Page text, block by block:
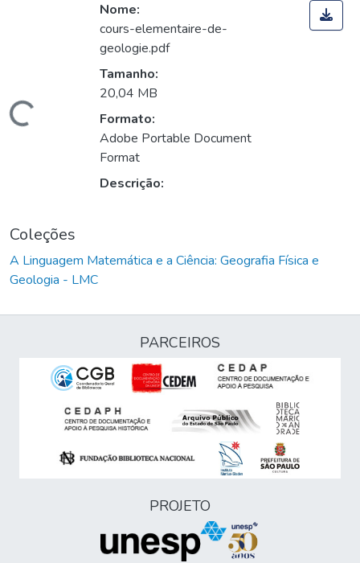
Carregando...
Nome:
cours-elementaire-de-
geologie.pdf
Tamanho:
20,04 MB
Formato:
Adobe Portable Document
Format
Descrição:
Coleções
A Linguagem Matemática e a Ciência: Geografia Física e
Geologia - LMC
PARCEIROS
PROJETO